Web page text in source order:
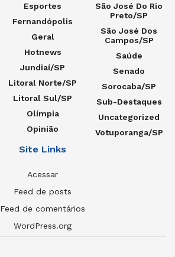
Esportes
Fernandópolis
Geral
Hotnews
Jundiaí/SP
Litoral Norte/SP
Litoral Sul/SP
Olímpia
Opinião
São José Do Rio
Preto/SP
São José Dos
Campos/SP
Saúde
Senado
Sorocaba/SP
Sub-Destaques
Uncategorized
Votuporanga/SP
Site Links
Acessar
Feed de posts
Feed de comentários
WordPress.org